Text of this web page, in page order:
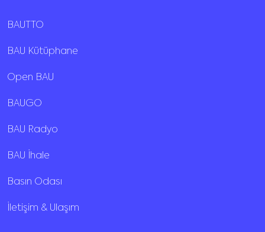
BAUTTO
BAU Kütüphane
Open BAU
BAUGO
BAU Radyo
BAU İhale
Basın Odası
İletişim & Ulaşım